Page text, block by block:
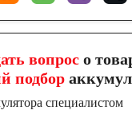
вопросо
подбор
специалистом